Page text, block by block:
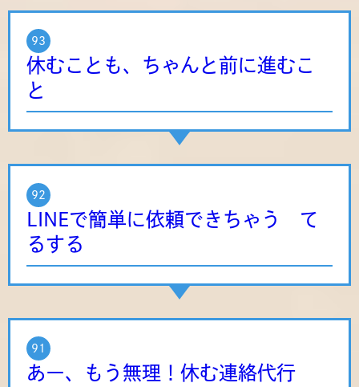
93
休むことも、ちゃんと前に進むこ
と
92
LINEで簡単に依頼できちゃう て
るする
91
あー、もう無理！休む連絡代行